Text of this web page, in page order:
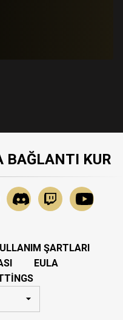
BAĞLANTI KUR
ŞARTLARI
EULA